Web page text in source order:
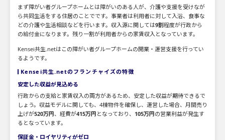
まず障がい者グループホームとは障がいのある人が、介護や支援を受けなが
ら共同生活をする住居のことでです。事業者は利用者に対して入浴、食事な
どの介護や生活相談などを行います。収入源に関しては9割程度が行政から
の給付金になります。残り一割が利用者からの家賃収入となっています。
Kensei共生.netはこの障がい者グループホームの開業・運営支援を行ってい
るようです。
Kensei共生.netのフランチャイズの特徴
安定した収益が見込める
行政からの支給と家賃収入の両方があるため、安定した収益が期待できるで
しょう。収益モデルに関しても、4棟物件を確保し、運営した場合、月間売り
上げが520万円、経費が415万円 となっており、 105万円の営業利益が発生す
るとなっています。
保証金・ロイヤリティがゼロ